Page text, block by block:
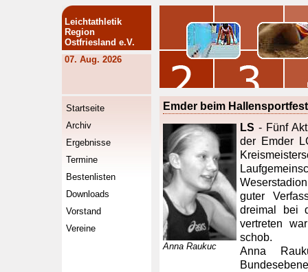
Leichtathletik
Region
Ostfriesland e.V.
07. Aug. 2026
Startseite
Archiv
Ergebnisse
Termine
Bestenlisten
Downloads
Vorstand
Vereine
Emder beim
Anna Raukuc
LS - Fünf
der Emder
guter
dreimal bei
vertreten
schob.
Anna